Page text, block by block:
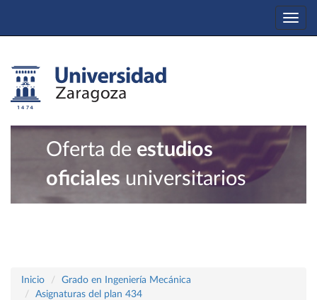
Oferta de estudios
oficiales universitarios
Inicio
Grado en Ingeniería Mecánica
Asignaturas del plan 434